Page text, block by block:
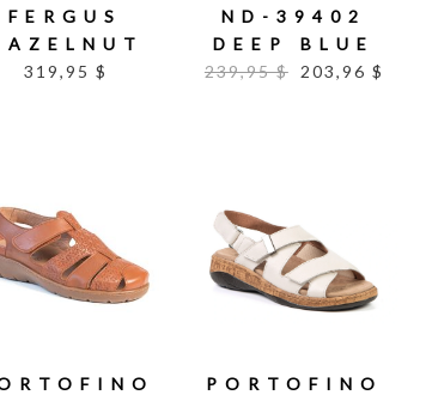
FERGUS
319,95 $
ND-39402
DEEP BLUE
239,95 $
203,96 $
PORTOFINO